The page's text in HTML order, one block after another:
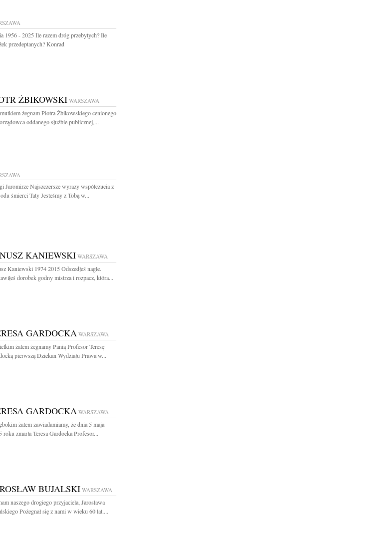
1956 - 2025 Ile razem dróg przebytych? Ile
przedeptanych? Konrad
ŻBIKOWSKIWARSZAWA
żegnam Piotra Żbikowskiego cenionego
oddanego służbie publicznej,...
Jaromirze Najszczersze wyrazy współczucia z
śmierci Taty Jesteśmy z Tobą w...
KANIEWSKI WARSZAWA
Kaniewski 1974 2015 Odszedłeś nagle.
dorobek godny mistrza i rozpacz, która...
GARDOCKAWARSZAWA
żalem żegnamy Panią Profesor Teresę
pierwszą Dziekan Wydziału Prawa w...
GARDOCKAWARSZAWA
żalem zawiadamiamy, że dnia 5 maja
roku zmarła Teresa Gardocka Profesor...
BUJALSKIWARSZAWA
naszego drogiego przyjaciela, Jarosława
Pożegnał się z nami w wieku 60 lat....